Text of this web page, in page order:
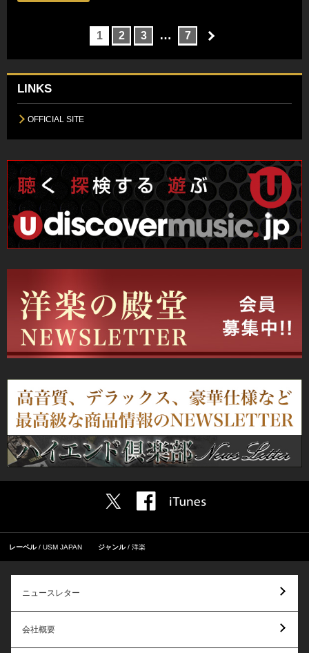
1 2 3 … 7
LINKS
OFFICIAL SITE
レーベル USM JAPAN ジャンル 洋楽
ニュースレター
会社概要